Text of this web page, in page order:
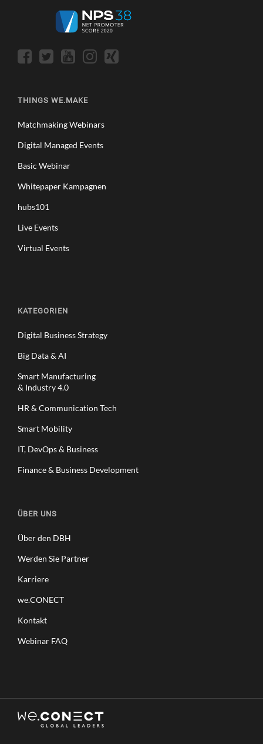
THINGS WE.MAKE
Matchmaking Webinars
Digital Managed Events
Basic Webinar
Whitepaper Kampagnen
hubs101
Live Events
Virtual Events
KATEGORIEN
Digital Business Strategy
Big Data & AI
Smart Manufacturing
& Industry 4.0
HR & Communication Tech
Smart Mobility
IT, DevOps & Business
Finance & Business Development
ÜBER UNS
Über den DBH
Werden Sie Partner
Karriere
we.CONECT
Kontakt
Webinar FAQ